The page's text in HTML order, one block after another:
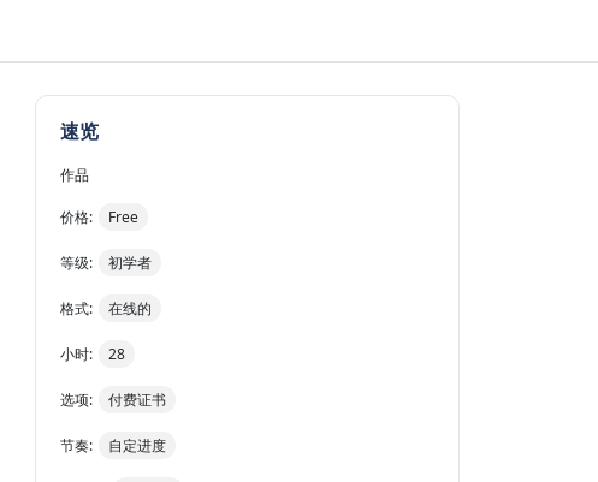
速览
作品
价格: Free
等级: 初学者
格式: 在线的
小时: 28
选项: 付费证书
节奏: 自定进度